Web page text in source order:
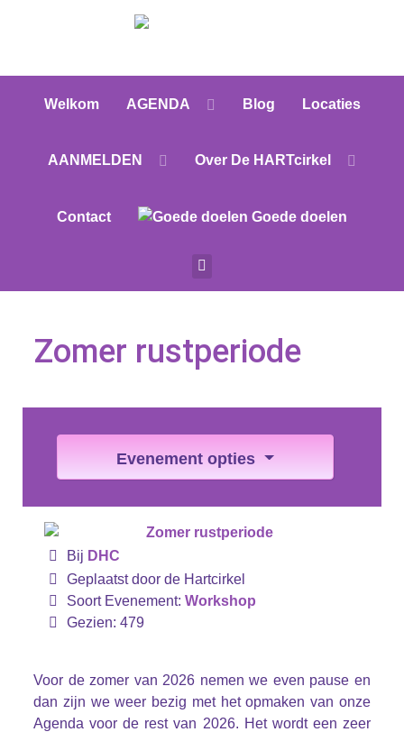
Welkom AGENDA Blog Locaties
AANMELDEN Over De HARTcirkel
Contact Goede doelen
Zomer rustperiode
Evenement opties
Bij DHC
Geplaatst door de Hartcirkel
Soort Evenement: Workshop
Gezien: 479
Voor de zomer van 2026 nemen we even pause en
dan zijn we weer bezig met het opmaken van onze
Agenda voor de rest van 2026. Het wordt een zeer